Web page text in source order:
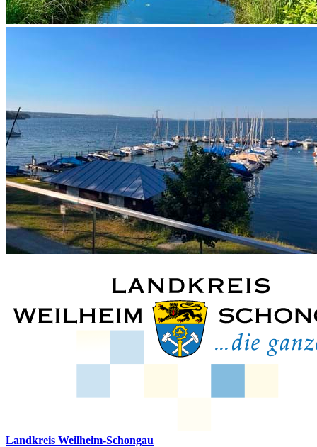
Landkreis Weilheim-Schongau